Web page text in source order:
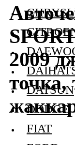
2009
точка,
DATSUN
DODGE
FIAT